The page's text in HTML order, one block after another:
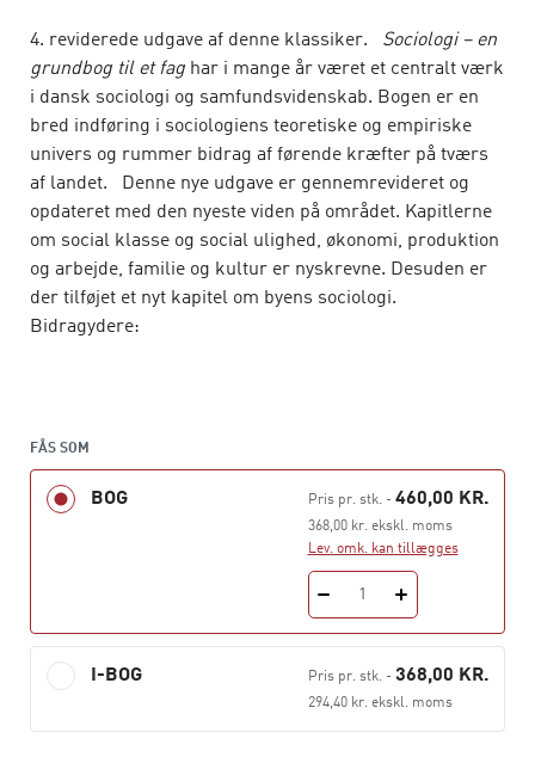
4. reviderede udgave af denne klassiker. Sociologi – en
grundbog til et fag har i mange år været et centralt værk
i dansk sociologi og samfundsvidenskab. Bogen er en
bred indføring i sociologiens teoretiske og empiriske
univers og rummer bidrag af førende kræfter på tværs
af landet. Denne nye udgave er gennemrevideret og
opdateret med den nyeste viden på området. Kapitlerne
om social klasse og social ulighed, økonomi, produktion
og arbejde, familie og kultur er nyskrevne. Desuden er
der tilføjet et nyt kapitel om byens sociologi.
Bidragydere:
Flemming Balvig (KU)
Anders Blok (KU)
Erik Jørgen Hansen (DPU)
FÅS SOM
BOG Pris pr. stk.- 460,00 KR.
368,00 kr. ekskl. moms
Lev. omk. kan tillægges
1
I-BOG Pris pr. stk.- 368,00 KR.
294,40 kr. ekskl. moms